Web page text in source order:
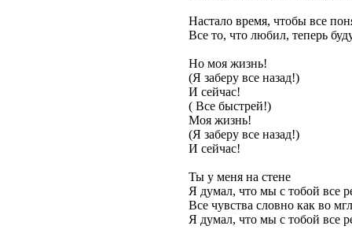
Настало время, чтобы все
Все то, что любил, теперь
Но моя жизнь!
(Я заберу все назад!)
И сейчас!
( Все быстрей!)
Моя жизнь!
(Я заберу все назад!)
И сейчас!
Ты у меня на стене
Я думал, что мы с тобой все
Все чувства словно как во
Я думал, что мы с тобой все